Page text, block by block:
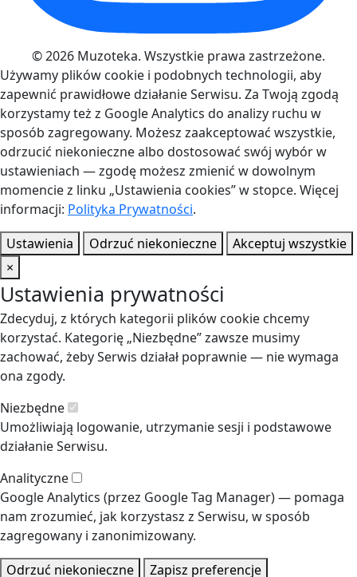
© 2026 Muzoteka. Wszystkie prawa zastrzeżone.
Używamy plików cookie i podobnych technologii, aby
zapewnić prawidłowe działanie Serwisu. Za Twoją zgodą
korzystamy też z Google Analytics do analizy ruchu w
sposób zagregowany. Możesz zaakceptować wszystkie,
odrzucić niekonieczne albo dostosować swój wybór w
ustawieniach — zgodę możesz zmienić w dowolnym
momencie z linku „Ustawienia cookies” w stopce. Więcej
informacji: Polityka Prywatności.
Ustawienia
Odrzuć niekonieczne
Akceptuj wszystkie
×
Ustawienia prywatności
Zdecyduj, z których kategorii plików cookie chcemy
korzystać. Kategorię „Niezbędne” zawsze musimy
zachować, żeby Serwis działał poprawnie — nie wymaga
ona zgody.
Niezbędne
Umożliwiają logowanie, utrzymanie sesji i podstawowe
działanie Serwisu.
Analityczne
Google Analytics (przez Google Tag Manager) — pomaga
nam zrozumieć, jak korzystasz z Serwisu, w sposób
zagregowany i zanonimizowany.
Odrzuć niekonieczne
Zapisz preferencje